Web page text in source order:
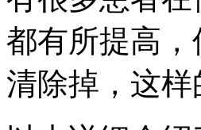
都有所提高
清除掉，这